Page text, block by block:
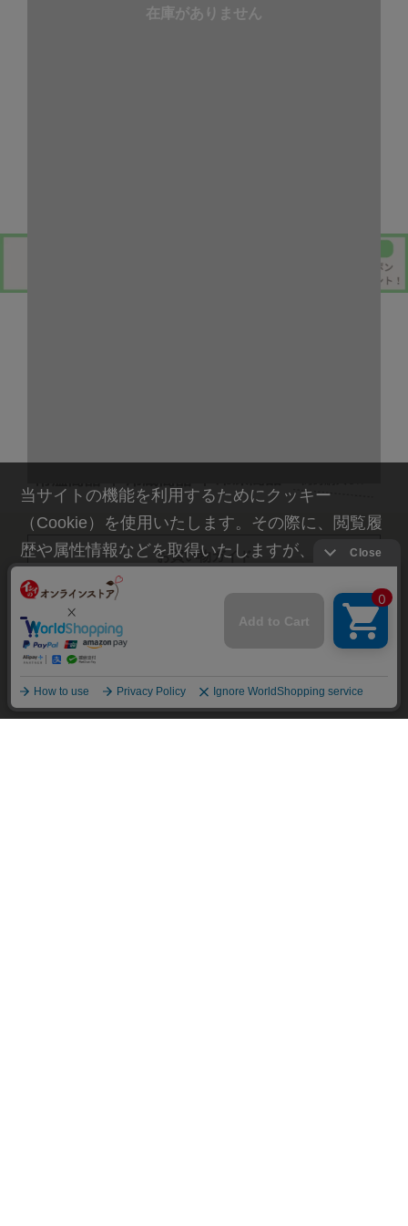
在庫がありません
お買い物ガイド
当サイトの機能を利用するためにクッキー
（Cookie）を使用いたします。その際に、閲覧履
歴や属性情報などを取得いたしますが、お客様の
個人情報を特定することは行っておりません。詳
細に関しては「
」をお読み
ください。